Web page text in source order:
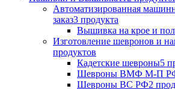
Автоматизированная
заказ3 продукта
Вышивка на крое и
Изготовление шевронов и
продуктов
Кадетские шевроны5
Шевроны ВМФ М-П
Шевроны ВС РФ2